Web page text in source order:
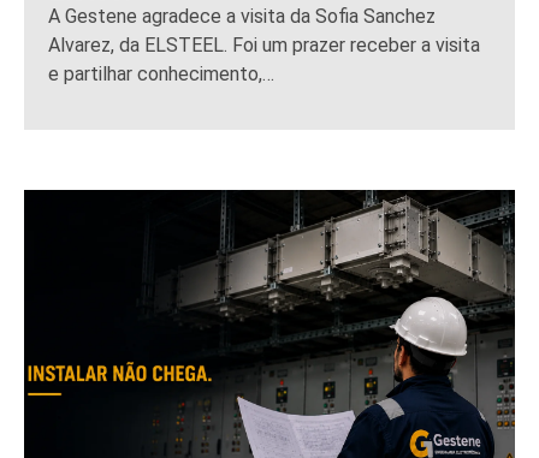
A Gestene agradece a visita da Sofia Sanchez
Alvarez, da ELSTEEL. Foi um prazer receber a visita
e partilhar conhecimento,…